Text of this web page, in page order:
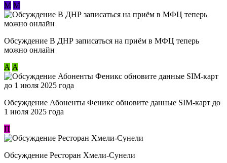
М М
Обсуждение В ДНР записаться на приём в МФЦ теперь
можно онлайн
А А
Обсуждение Абоненты Феникс обновите данные SIM-карт до
1 июля 2025 года
П
Обсуждение Ресторан Хмели-Сунели